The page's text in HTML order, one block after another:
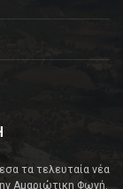
τα τελευταία νέα
Αμαριώτικη Φωνή.